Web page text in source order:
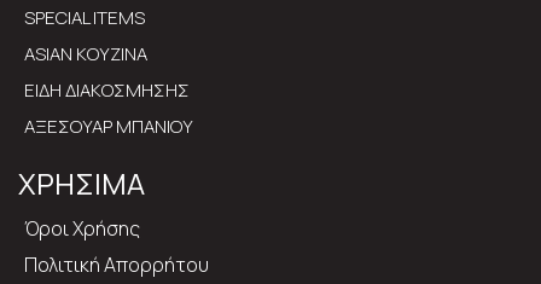
SPECIAL ITEMS
ASIAN ΚΟΥΖΙΝΑ
ΕΙΔΗ ΔΙΑΚΟΣΜΗΣΗΣ
ΑΞΕΣΟΥΑΡ ΜΠΑΝΙΟΥ
ΧΡΗΣΙΜΑ
Όροι Χρήσης
Πολιτική Απορρήτου